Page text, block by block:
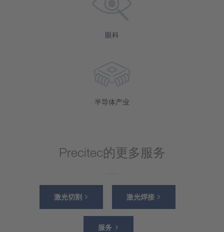
眼科
半导体产业
Precitec的更多服务
激光切割 激光焊接
服务